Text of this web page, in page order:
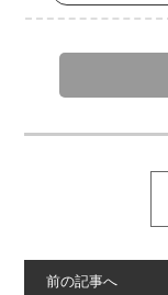
前の記事へ